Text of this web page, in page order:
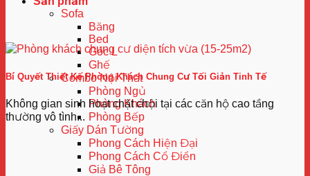
Sofa
Băng
Bed
Góc L
Ghế
Combo Nội Thất
Phòng Ngủ
Phòng Khách
Phòng Bếp
Giấy Dán Tường
Phong Cách Hiện Đại
Phong Cách Cổ Điển
Giả Bê Tông
Bí Quyết Thiết Kế Phòng Khách Chung Cư Tối Giản Tinh Tế
Không gian sinh hoạt chật chội tại các căn hộ cao tầng
thường vô tình...